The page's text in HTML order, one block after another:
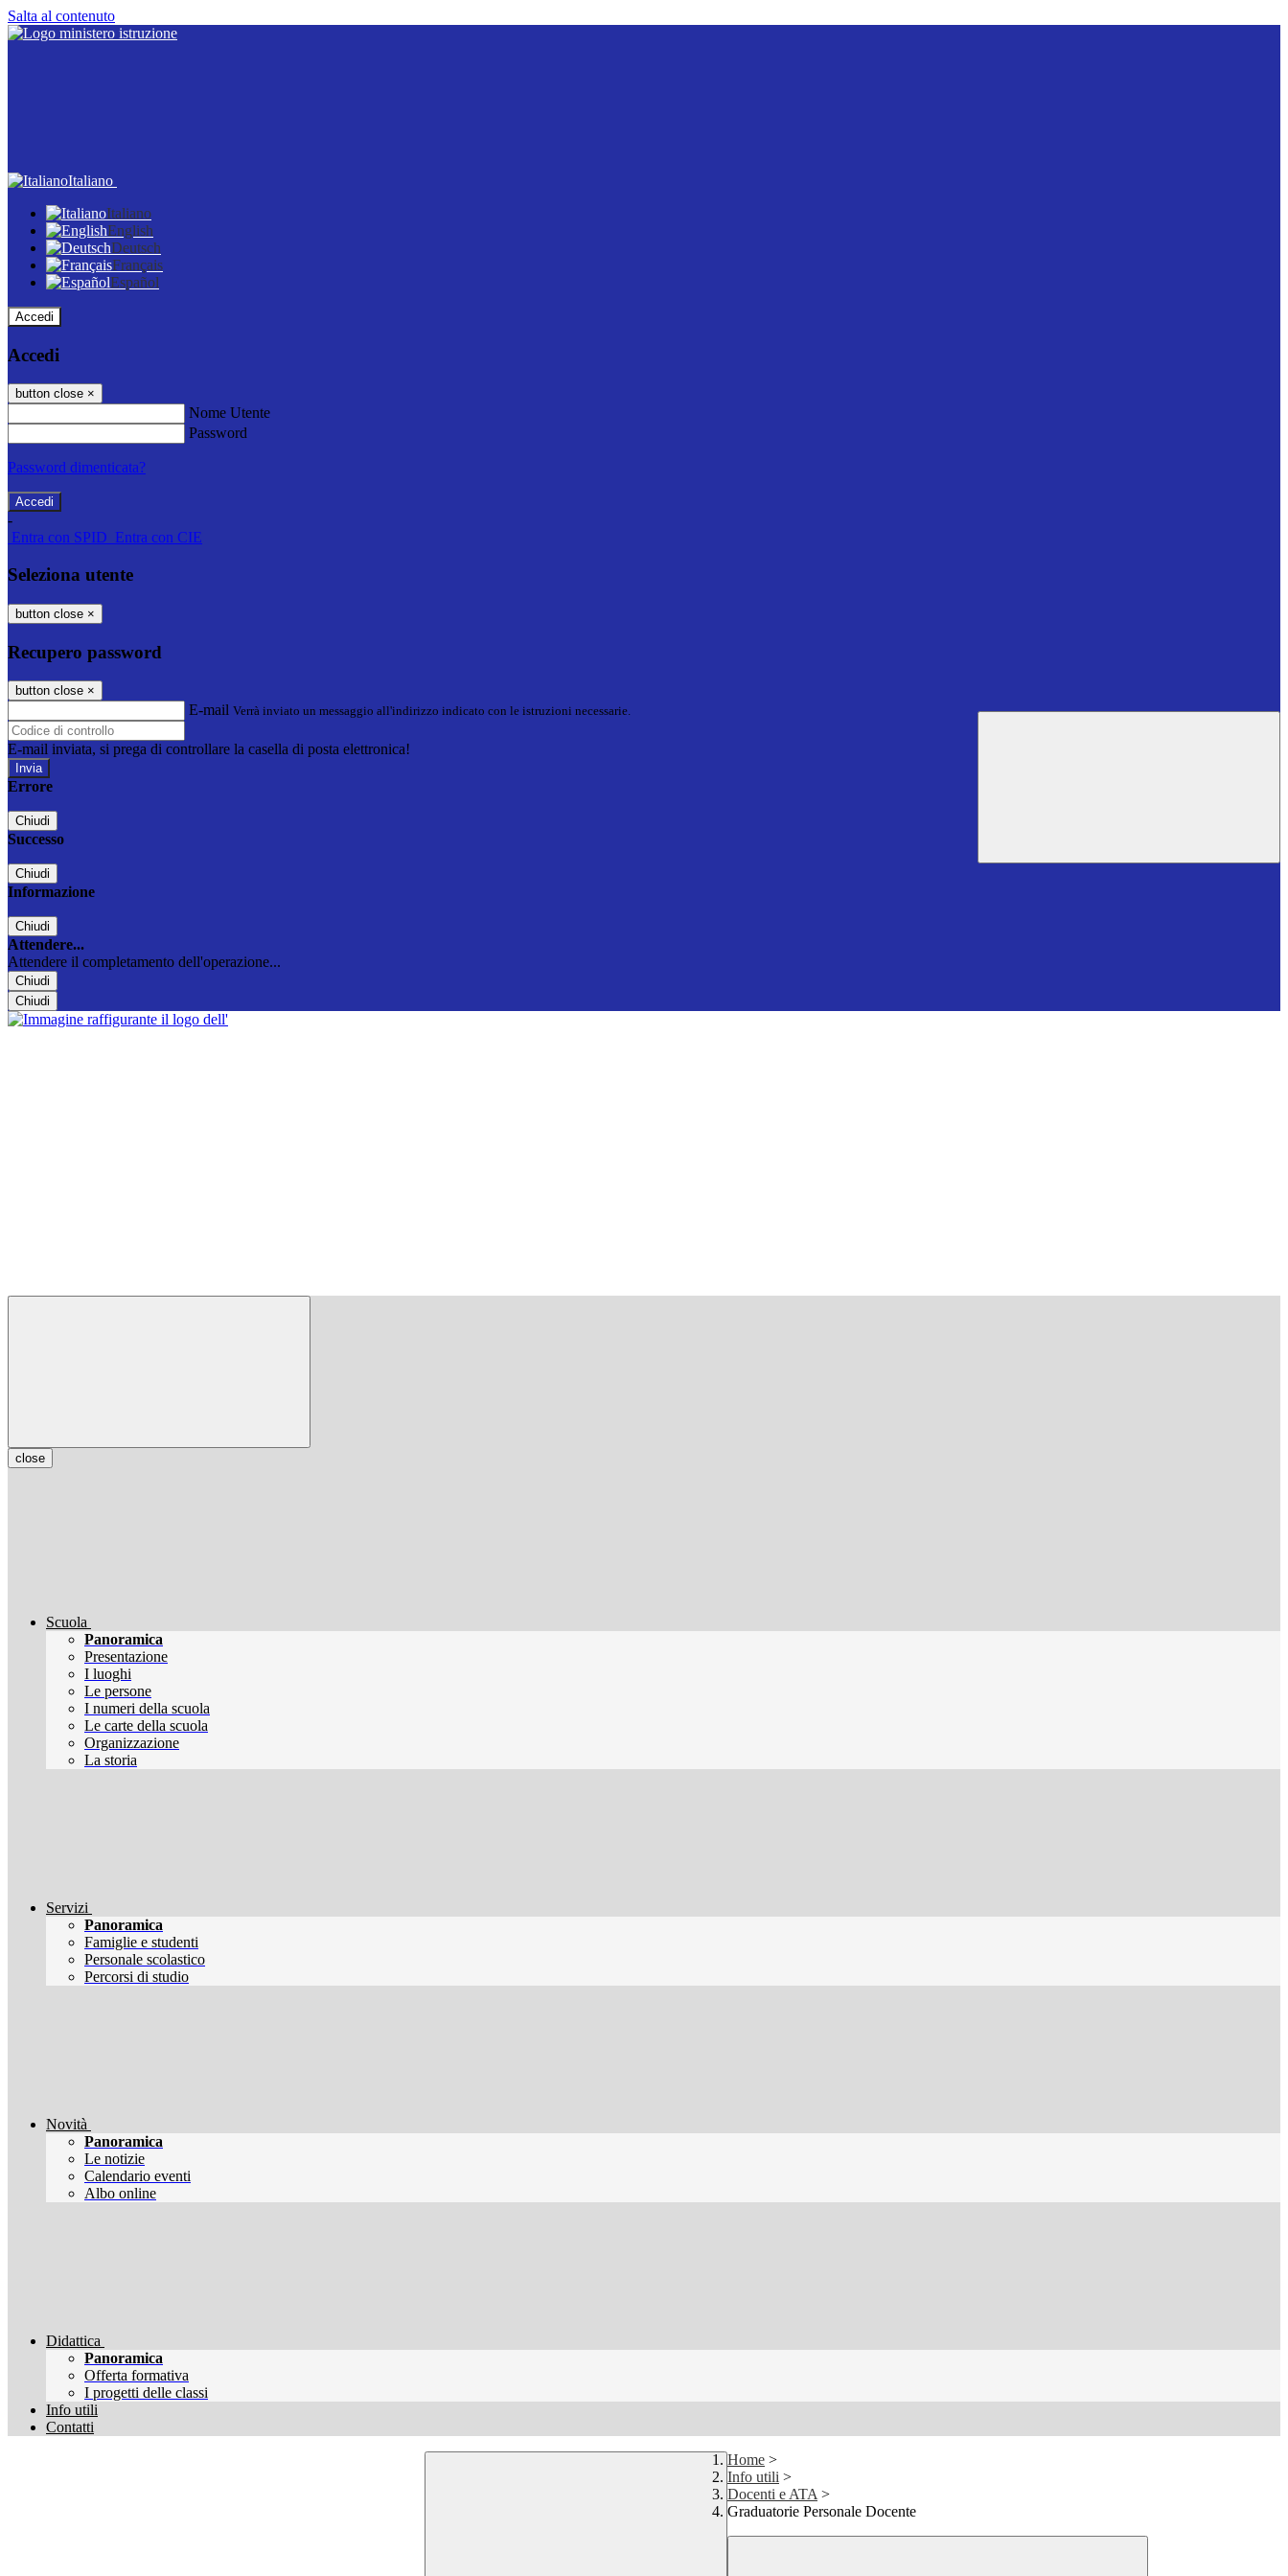
Salta al contenuto
Italiano
Italiano
English
Deutsch
Français
Español
Accedi
Accedi
button close ×
Nome Utente
Password
Password dimenticata?
-
Entra con SPID Entra con CIE
Seleziona utente
button close ×
Recupero password
button close ×
E-mail Verrà inviato un messaggio all'indirizzo indicato con le istruzioni necessarie.
E-mail inviata, si prega di controllare la casella di posta elettronica!
Errore
Chiudi
Successo
Chiudi
Informazione
Chiudi
Attendere...
Attendere il completamento dell'operazione...
Chiudi
Chiudi
close
Scuola
Panoramica
Presentazione
I luoghi
Le persone
I numeri della scuola
Le carte della scuola
Organizzazione
La storia
Servizi
Panoramica
Famiglie e studenti
Personale scolastico
Percorsi di studio
Novità
Panoramica
Le notizie
Calendario eventi
Albo online
Didattica
Panoramica
Offerta formativa
I progetti delle classi
Info utili
Contatti
Home >
Info utili >
Docenti e ATA >
Graduatorie Personale Docente